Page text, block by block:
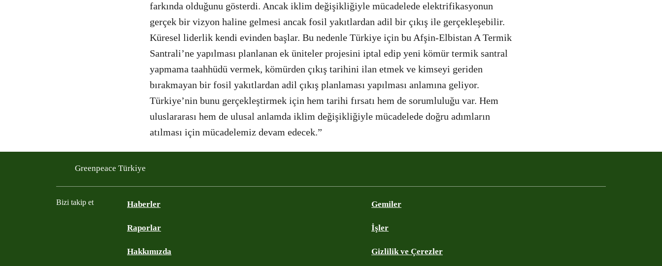
farkında olduğunu gösterdi. Ancak iklim değişikliğiyle mücadelede elektrifikasyonun
gerçek bir vizyon haline gelmesi ancak fosil yakıtlardan adil bir çıkış ile gerçekleşebilir.
Küresel liderlik kendi evinden başlar. Bu nedenle Türkiye için bu Afşin-Elbistan A Termik
Santrali’ne yapılması planlanan ek üniteler projesini iptal edip yeni kömür termik santral
yapmama taahhüdü vermek, kömürden çıkış tarihini ilan etmek ve kimseyi geriden
bırakmayan bir fosil yakıtlardan adil çıkış planlaması yapılması anlamına geliyor.
Türkiye’nin bunu gerçekleştirmek için hem tarihi fırsatı hem de sorumluluğu var. Hem
uluslararası hem de ulusal anlamda iklim değişikliğiyle mücadelede doğru adımların
atılması için mücadelemiz devam edecek.”
Greenpeace Türkiye
Bizi takip et Haberler
Raporlar
Hakkımızda
Gemiler
İşler
Gizlilik ve Çerezler